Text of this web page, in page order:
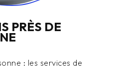
PRÈS DE
: les services de